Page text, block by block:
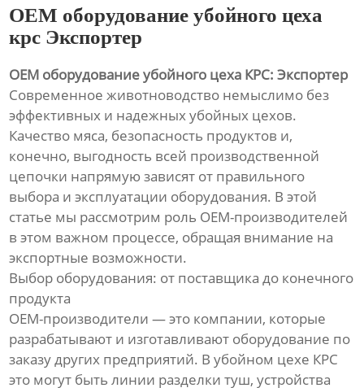
OEM оборудование убойного цеха
крс Экспортер
OEM оборудование убойного цеха КРС: Экспортер
Современное животноводство немыслимо без
эффективных и надежных убойных цехов.
Качество мяса, безопасность продуктов и,
конечно, выгодность всей производственной
цепочки напрямую зависят от правильного
выбора и эксплуатации оборудования. В этой
статье мы рассмотрим роль OEM-производителей
в этом важном процессе, обращая внимание на
экспортные возможности.
Выбор оборудования: от поставщика до конечного
продукта
OEM-производители — это компании, которые
разрабатывают и изготавливают оборудование по
заказу других предприятий. В убойном цехе КРС
это могут быть линии разделки туш, устройства